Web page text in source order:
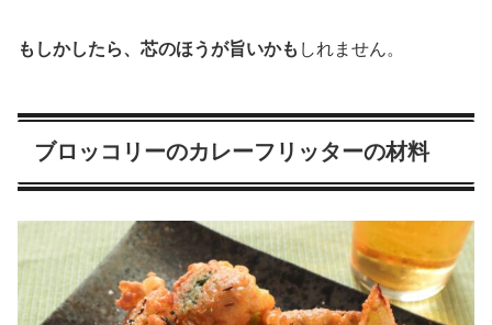
もしかしたら、芯のほうが旨いかも しれません。
ブロッコリーのカレーフリッターの材料